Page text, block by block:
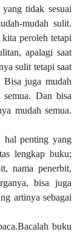
tidak sesuai
mudah sulit.
peroleh tetapi
apalagi saat
sulit tetapi saat
Bisa juga mudah
semua. Dan bisa
mudah semua.
hal penting yang
lengkap buku;
nama penerbit,
bisa juga
artinya sebagai
buku